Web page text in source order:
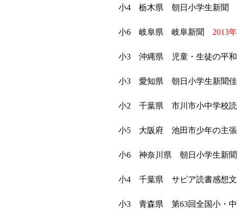
小4 栃木県 朝日小学生新聞
小6 岐阜県 岐阜新聞 2013
小3 沖縄県 児童・生徒の平和
小3 愛知県 朝日小学生新聞
小2 千葉県 市川市小中学校
小5 大阪府 池田市少年の主
小6 神奈川県 朝日小学生新
小4 千葉県 サピア読書感想
小3 青森県 第63回全国小・